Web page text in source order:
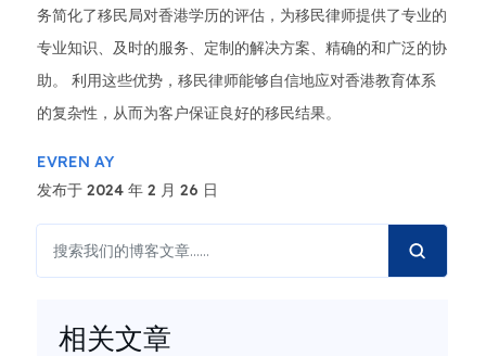
务简化了移民局对香港学历的评估，为移民律师提供了专业的
专业知识、及时的服务、定制的解决方案、精确的和广泛的协
助。 利用这些优势，移民律师能够自信地应对香港教育体系
的复杂性，从而为客户保证良好的移民结果。
EVREN AY
发布于 2024 年 2 月 26 日
相关文章